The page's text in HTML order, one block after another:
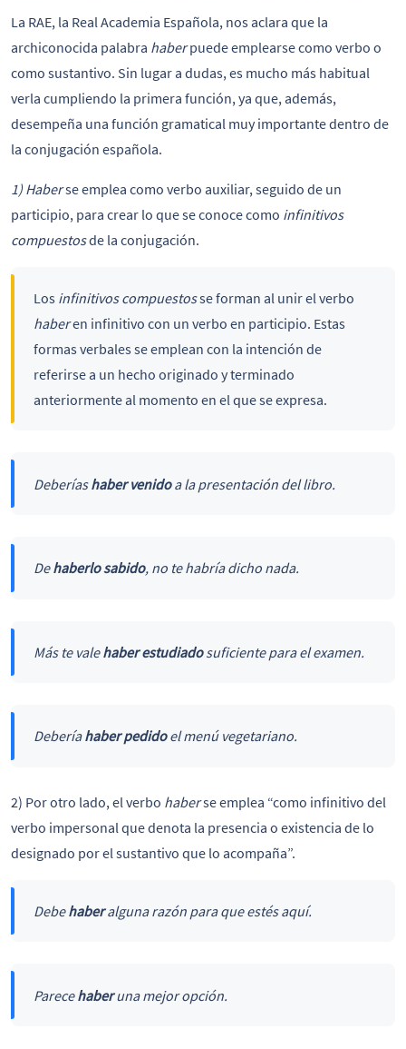
La RAE, la Real Academia Española, nos aclara que la
archiconocida palabra haberpuede emplearse como verbo o
como sustantivo. Sin lugar a dudas, es mucho más habitual
verla cumpliendo la primera función, ya que, además,
desempeña una función gramatical muy importante dentro de
la conjugación española.
1) Haberse emplea como verbo auxiliar, seguido de un
participio, para crear lo que se conoce como infinitivos
compuestosde la conjugación.
Los infinitivos compuestosse forman al unir el verbo
haberen infinitivo con un verbo en participio. Estas
formas verbales se emplean con la intención de
referirse a un hecho originado y terminado
anteriormente al momento en el que se expresa.
Deberíashaber venidoa la presentación del libro.
Dehaberlo sabido, no te habría dicho nada.
Más te valehaber estudiadosuficiente para el examen.
Deberíahaber pedidoel menú vegetariano.
2) Por otro lado, el verbo haberse emplea “como infinitivo del
verbo impersonal que denota la presencia o existencia de lo
designado por el sustantivo que lo acompaña”.
Debehaberalguna razón para que estés aquí.
Parecehaberuna mejor opción.